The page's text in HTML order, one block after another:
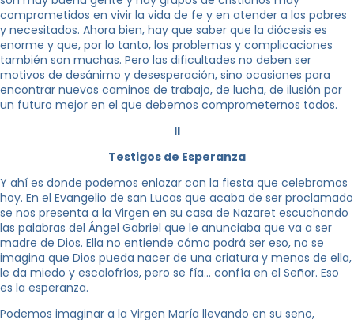
comprometidos en vivir la vida de fe y en atender a los pobres
y necesitados. Ahora bien, hay que saber que la diócesis es
enorme y que, por lo tanto, los problemas y complicaciones
también son muchas. Pero las dificultades no deben ser
motivos de desánimo y desesperación, sino ocasiones para
encontrar nuevos caminos de trabajo, de lucha, de ilusión por
un futuro mejor en el que debemos comprometernos todos.
II
Testigos de Esperanza
Y ahí es donde podemos enlazar con la fiesta que celebramos
hoy. En el Evangelio de san Lucas que acaba de ser proclamado
se nos presenta a la Virgen en su casa de Nazaret escuchando
las palabras del Ángel Gabriel que le anunciaba que va a ser
madre de Dios. Ella no entiende cómo podrá ser eso, no se
imagina que Dios pueda nacer de una criatura y menos de ella,
le da miedo y escalofríos, pero se fía… confía en el Señor. Eso
es la esperanza.
Podemos imaginar a la Virgen María llevando en su seno,